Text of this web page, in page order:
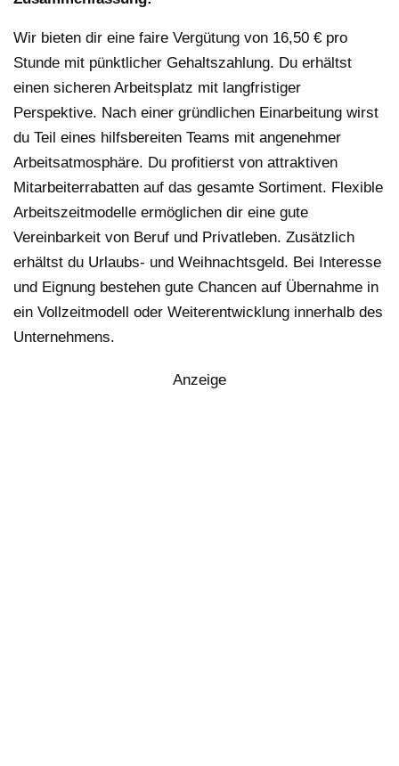
Wir bieten dir eine faire Vergütung von 16,50 € pro
Stunde mit pünktlicher Gehaltszahlung. Du erhältst
einen sicheren Arbeitsplatz mit langfristiger
Perspektive. Nach einer gründlichen Einarbeitung wirst
du Teil eines hilfsbereiten Teams mit angenehmer
Arbeitsatmosphäre. Du profitierst von attraktiven
Mitarbeiterrabatten auf das gesamte Sortiment. Flexible
Arbeitszeitmodelle ermöglichen dir eine gute
Vereinbarkeit von Beruf und Privatleben. Zusätzlich
erhältst du Urlaubs- und Weihnachtsgeld. Bei Interesse
und Eignung bestehen gute Chancen auf Übernahme in
ein Vollzeitmodell oder Weiterentwicklung innerhalb des
Unternehmens.
Anzeige